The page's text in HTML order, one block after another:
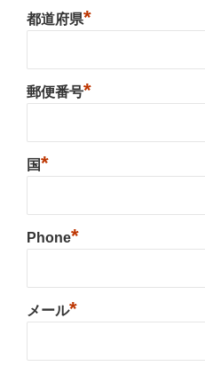
都道府県*
郵便番号*
国*
Phone*
メール*